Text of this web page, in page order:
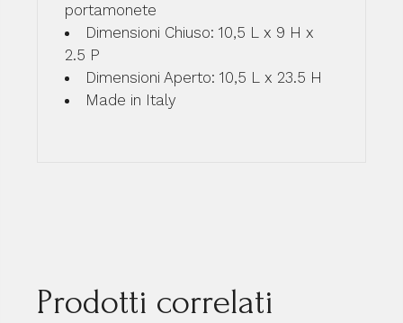
portamonete
Dimensioni Chiuso: 10,5 L x 9 H x
2.5 P
Dimensioni Aperto: 10,5 L x 23.5 H
Made in Italy
Prodotti correlati